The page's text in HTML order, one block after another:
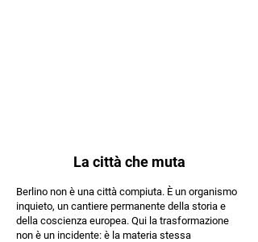
La città che muta
Berlino non è una città compiuta. È un organismo
inquieto, un cantiere permanente della storia e
della coscienza europea. Qui la trasformazione
non è un incidente: è la materia stessa